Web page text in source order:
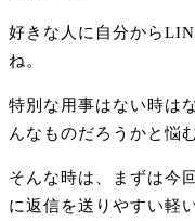
好きな人に自分から
ね。
特別な用事はない時は
んなものだろうかと悩
そんな時は、まずは今
に返信を送りやすい軽